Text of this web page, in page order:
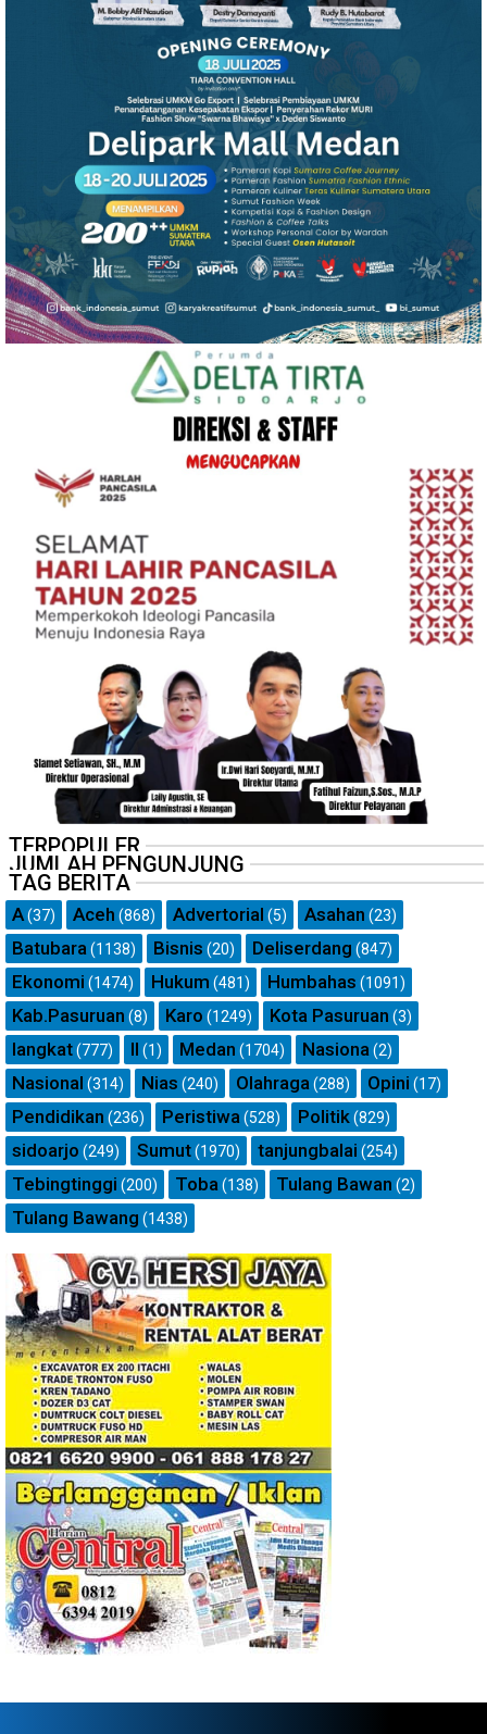
TERPOPULER
JUMLAH PENGUNJUNG
TAG BERITA
A(37) Aceh (868) Advertorial (5) Asahan (23)
Batubara(1138) Bisnis (20) Deliserdang (847)
Ekonomi (1474) Hukum (481) Humbahas (1091)
Kab.Pasuruan (8) Karo (1249) Kota Pasuruan (3)
langkat(777) ll (1) Medan (1704) Nasiona(2)
Nasional (314) Nias (240) Olahraga(288) Opini (17)
Pendidikan (236) Peristiwa(528) Politik(829)
sidoarjo (249) Sumut(1970) tanjungbalai (254)
Tebingtinggi (200) Toba(138) Tulang Bawan (2)
Tulang Bawang (1438)